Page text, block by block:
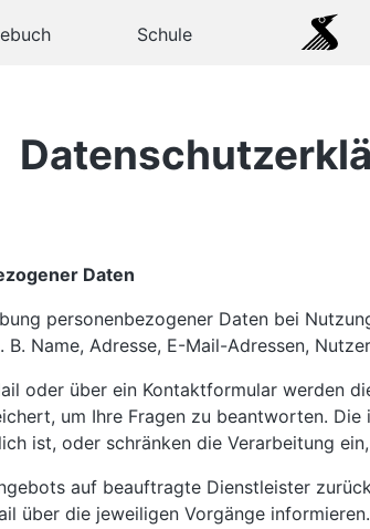
Schule
Daten
personenbezogener Daten bei
Name, Adresse, E-Mail-Adressen,
oder über ein Kontaktformular werden
um Ihre Fragen zu beantworten.
ist, oder schränken die Verarbeitung
auf beauftragte Dienstleister
über die jeweiligen Vorgänge